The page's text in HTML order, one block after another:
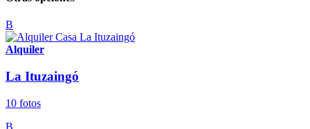
B
Alquiler
La Ituzaingó
10 fotos
B